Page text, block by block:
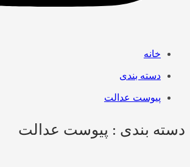
خانه
دسته بندی
پیوست عدالت
دسته بندی : پیوست عدالت